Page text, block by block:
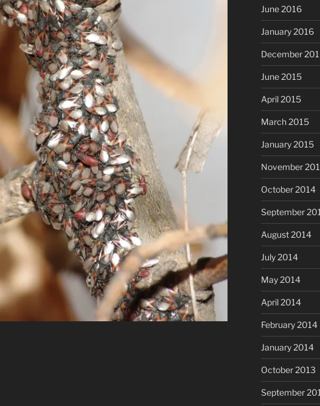
June 2016
January 2016
December
June 2015
April 2015
March 2015
January 2015
November
October 2014
September
August 2014
July 2014
May 2014
April 2014
February 2014
January 2014
October 2013
September